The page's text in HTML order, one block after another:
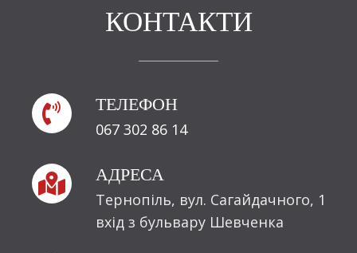
КОНТАКТИ
 ТЕЛЕФОН
067 302 86 14
 АДРЕСА
Тернопіль, вул. Сагайдачного, 1
вхід з бульвару Шевченка